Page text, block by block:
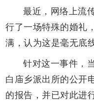
最近，网络上流
行了一场特殊的婚礼
满，认为这是毫无底
针对这一事件，
白庙乡派出所的公开
的报告，并已对此进